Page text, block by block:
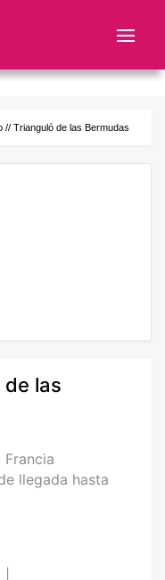
// Trianguló de las Bermudas
las
llegada hasta